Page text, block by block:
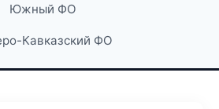
Южный ФО
Кавказский ФО